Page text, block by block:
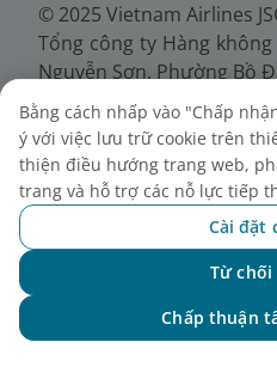
© 2025 Vietnam Airlines
Tổng công ty Hàng không
Nguyễn Sơn, Phường Bồ
Điện thoại: (+84-24)
38722375
Giấy chứng nhận đăng
doanh nghiệp
30/6/2010, đăng ký
24/7/2025, cấp bởi Sở Tài
Bằng cách nhấp vào "Chấp
ý với việc lưu trữ cookie trên
thiện điều hướng trang web,
trang và hỗ trợ các nỗ lực tiếp
Cài đặt
Từ chối
Chấp thuận